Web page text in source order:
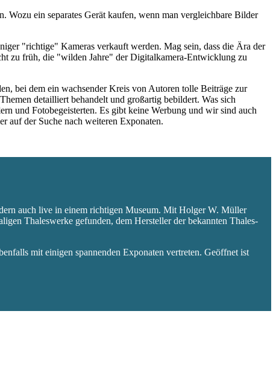
Wozu ein separates Gerät kaufen, wenn man vergleichbare Bilder
"richtige" Kameras verkauft werden. Mag sein, dass die Ära der
zu früh, die "wilden Jahre" der Digitalkamera-Entwicklung zu
bei dem ein wachsender Kreis von Autoren tolle Beiträge zur
detailliert behandelt und großartig bebildert. Was sich
und Fotobegeisterten. Es gibt keine Werbung und wir sind auch
auf der Suche nach weiteren Exponaten.
auch live in einem richtigen Museum. Mit Holger W. Müller
Thaleswerke gefunden, dem Hersteller der bekannten Thales-
mit einigen spannenden Exponaten vertreten. Geöffnet ist